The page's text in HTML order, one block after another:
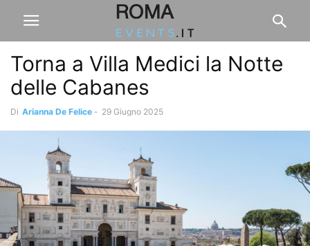
Torna a Villa Medici la Notte
delle Cabanes
Di Arianna De Felice - 29 Giugno 2025